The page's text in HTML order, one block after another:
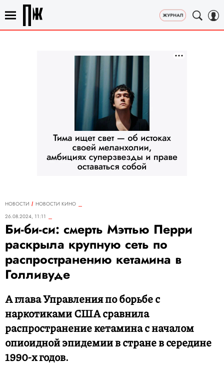
НОВОСТИ
НОВОСТИ КИНО
26.08.2024, 11:11
Би-би-си: смерть Мэттью Перри
раскрыла крупную сеть по
распространению кетамина в
Голливуде
А глава Управления по борьбе с
наркотиками США сравнила
распространение кетамина с началом
опиоидной эпидемии в стране в середине
1990-х годов.